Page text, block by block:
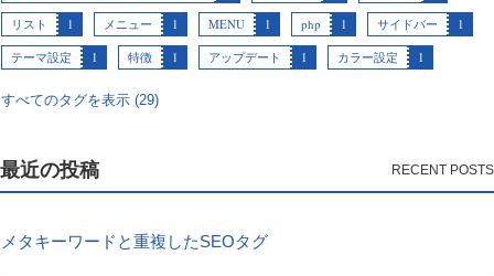
リスト
1 メニュー 1 MENU 1 php 1 サイドバー
1
テーマ設定
1 特徴 1 アップデート 1 カラー設定 1
すべてのタグを表示 (29)
最近の投稿
メタキーワードと重複したSEOタグ